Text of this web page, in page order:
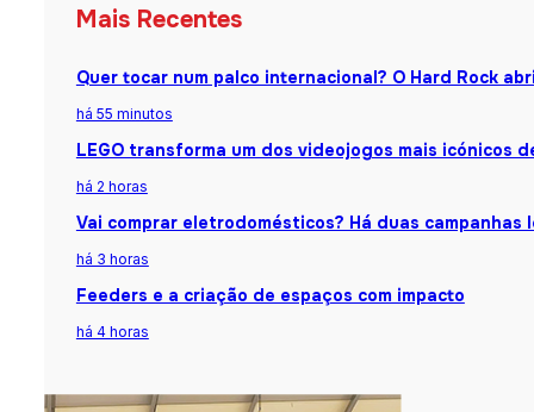
Mais Recentes
Quer tocar num palco internacional? O Hard Rock
há 55 minutos
LEGO transforma um dos videojogos mais icónicos
há 2 horas
Vai comprar eletrodomésticos? Há duas campanhas
há 3 horas
Feeders e a criação de espaços com impacto
há 4 horas